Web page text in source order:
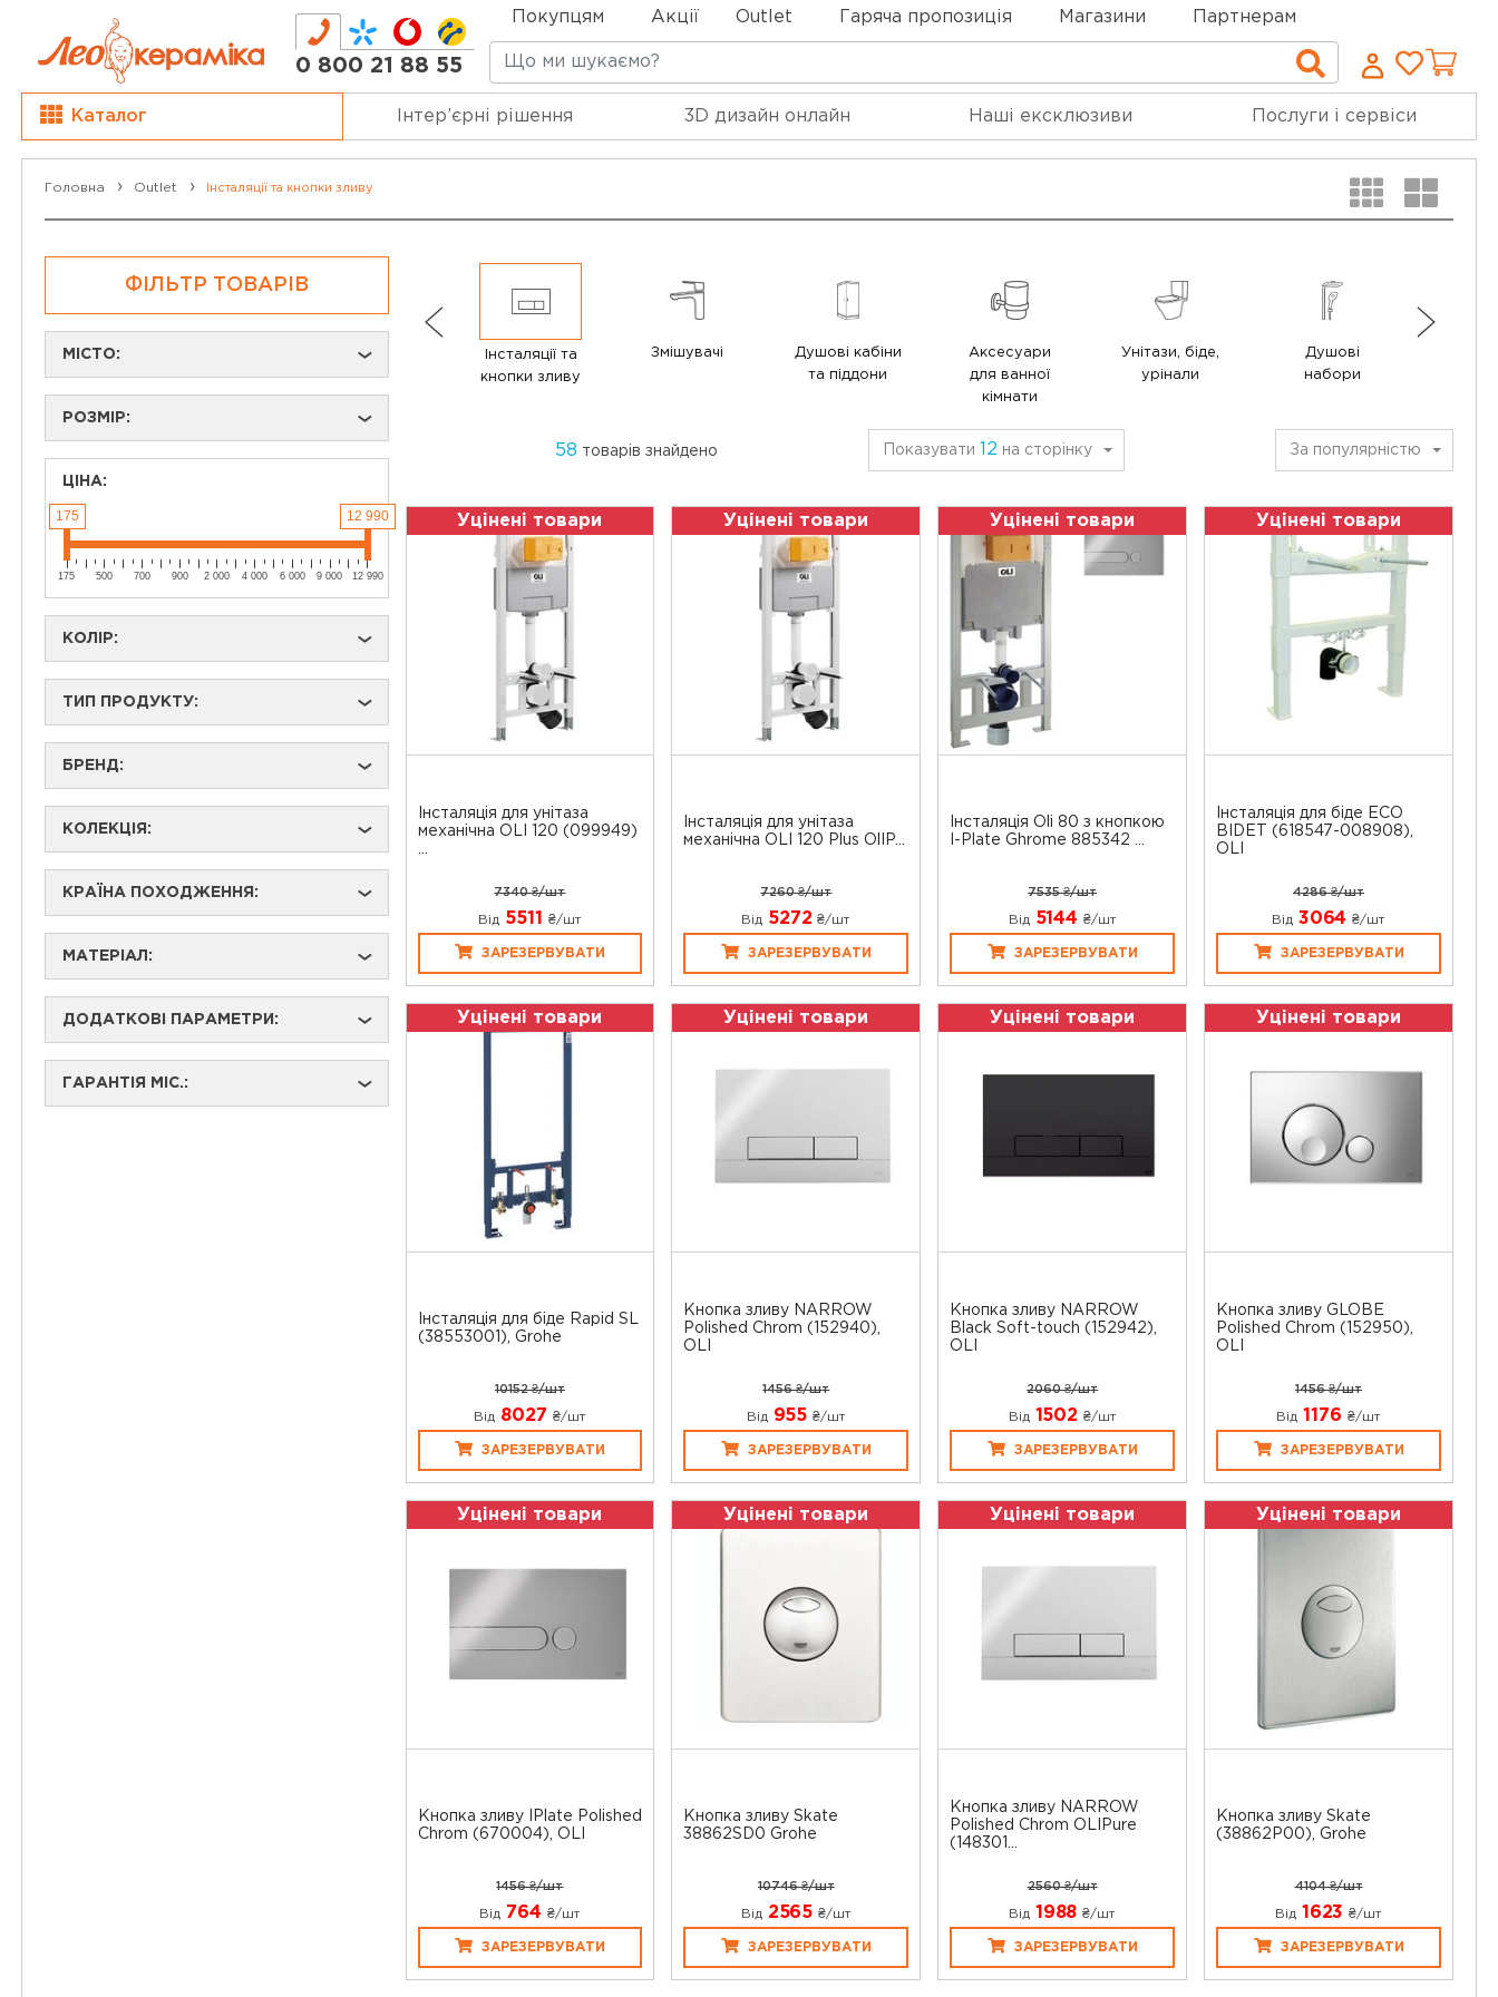
Покупцям Акції Outlet Гаряча пропозиція Магазини Партнерам
0 800 21 88 55 Пошук
Каталог Інтер’єрні рішення 3D дизайн онлайн Наші ексклюзиви Послуги і сервіси
Головна Outlet Інсталяції та кнопки зливу
ФІЛЬТР ТОВАРІВ
МІСТО: ›
РОЗМІР: ›
ЦІНА:
175 12 990
175 500 700 900 2 000 4 000 6 000 9 000 12 990
КОЛІР: ›
ТИП ПРОДУКТУ: ›
БРЕНД: ›
КОЛЕКЦІЯ: ›
КРАЇНА ПОХОДЖЕННЯ: ›
МАТЕРІАЛ: ›
ДОДАТКОВІ ПАРАМЕТРИ: ›
ГАРАНТІЯ МІС.: ›
Інсталяції та
кнопки зливу
Змішувачі
Душові кабіни
та піддони
Аксесуари
для ванної
кімнати
Унітази, біде,
урінали
Душові
набори
58 товарів знайдено Показувати 12 на сторінку За популярністю
Уцінені товари
Інсталяція для унітаза
механічна OLI 120 (099949)
7340 ₴/шт
Від 5511 ₴/шт
ЗАРЕЗЕРВУВАТИ
Уцінені товари
Інсталяція для унітаза
механічна OLI 120 Plus OlIP...
7260 ₴/шт
Від 5272 ₴/шт
ЗАРЕЗЕРВУВАТИ
Уцінені товари
Інсталяція Oli 80 з кнопкою
I-Plate Ghrome 885342 ...
7535 ₴/шт
Від 5144 ₴/шт
ЗАРЕЗЕРВУВАТИ
Уцінені товари
Інсталяція для біде ECO
BIDET (618547-008908),
OLI
4286 ₴/шт
Від 3064 ₴/шт
ЗАРЕЗЕРВУВАТИ
Уцінені товари
Інсталяція для біде Rapid SL
(38553001), Grohe
10152 ₴/шт
Від 8027 ₴/шт
ЗАРЕЗЕРВУВАТИ
Уцінені товари
Кнопка зливу NARROW
Polished Chrom (152940),
OLI
1456 ₴/шт
Від 955 ₴/шт
ЗАРЕЗЕРВУВАТИ
Уцінені товари
Кнопка зливу NARROW
Black Soft-touch (152942),
OLI
2060 ₴/шт
Від 1502 ₴/шт
ЗАРЕЗЕРВУВАТИ
Уцінені товари
Кнопка зливу GLOBE
Polished Chrom (152950),
OLI
1456 ₴/шт
Від 1176 ₴/шт
ЗАРЕЗЕРВУВАТИ
Уцінені товари
Кнопка зливу IPlate Polished
Chrom (670004), OLI
1456 ₴/шт
Від 764 ₴/шт
ЗАРЕЗЕРВУВАТИ
Уцінені товари
Кнопка зливу Skate
38862SD0 Grohe
10746 ₴/шт
Від 2565 ₴/шт
ЗАРЕЗЕРВУВАТИ
Уцінені товари
Кнопка зливу NARROW
Polished Chrom OLIPure
(148301...
2560 ₴/шт
Від 1988 ₴/шт
ЗАРЕЗЕРВУВАТИ
Уцінені товари
Кнопка зливу Skate
(38862P00), Grohe
4104 ₴/шт
Від 1623 ₴/шт
ЗАРЕЗЕРВУВАТИ